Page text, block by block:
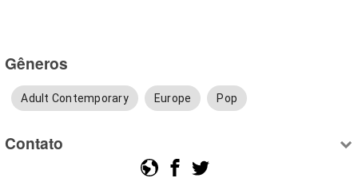
Gêneros
Adult Contemporary Europe Pop
Contato